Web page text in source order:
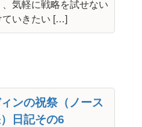
気軽に戦略を試せない
ていきたい […]
ンの祝祭（ノース
日記その6